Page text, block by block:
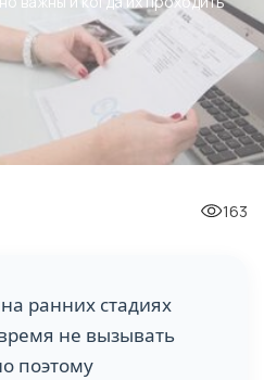
163
ранних стадиях
не вызывать
поэтому